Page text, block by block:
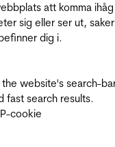
att komma ihåg
sig eller ser ut,
dig i.
website's search-
fast search results.
cookie